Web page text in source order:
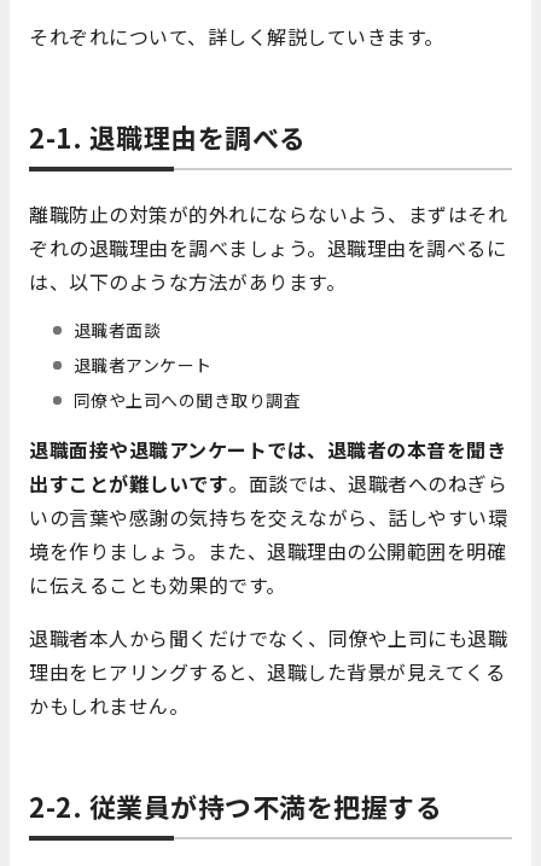
それぞれについて、詳しく解説していきます。
2-1. 退職理由を調べる
離職防止の対策が的外れにならないよう、まずはそれ
ぞれの退職理由を調べましょう。退職理由を調べるに
は、以下のような方法があります。
退職者面談
退職者アンケート
同僚や上司への聞き取り調査
退職面接や退職アンケートでは、退職者の本音を聞き
出すことが難しいです。面談では、退職者へのねぎら
いの言葉や感謝の気持ちを交えながら、話しやすい環
境を作りましょう。また、退職理由の公開範囲を明確
に伝えることも効果的です。
退職者本人から聞くだけでなく、同僚や上司にも退職
理由をヒアリングすると、退職した背景が見えてくる
かもしれません。
2-2. 従業員が持つ不満を把握する